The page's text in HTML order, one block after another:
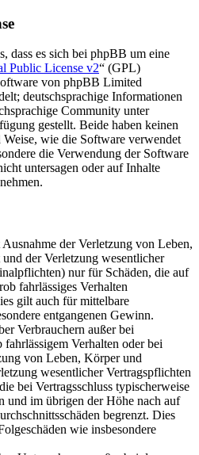
dass es sich bei phpBB um eine
Public License v2“ (GPL)
von phpBB Limited
deutschsprachige Informationen
Community unter
gestellt. Beide haben keinen
wie die Software verwendet
die Verwendung der Software
untersagen oder auf Inhalte
der Verletzung von Leben,
der Verletzung wesentlicher
nur für Schäden, die auf
fahrlässiges Verhalten
gilt auch für mittelbare
entgangenen Gewinn.
Verbrauchern außer bei
Verhalten oder bei
von Leben, Körper und
wesentlicher Vertragspflichten
bei Vertragsschluss typischerweise
und im übrigen der Höhe nach auf
begrenzt. Dies
wie insbesondere